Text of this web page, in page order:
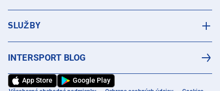
SLUŽBY
INTERSPORT BLOG
App Store Google Play